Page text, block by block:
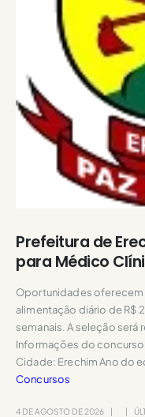
Prefeitura de
para Médico
Oportunidades oferecem
alimentação diário de R$
semanais. A seleção será
Informações do
Cidade: Erechim Ano do
Concursos
4 DE AGOSTO DE 2026